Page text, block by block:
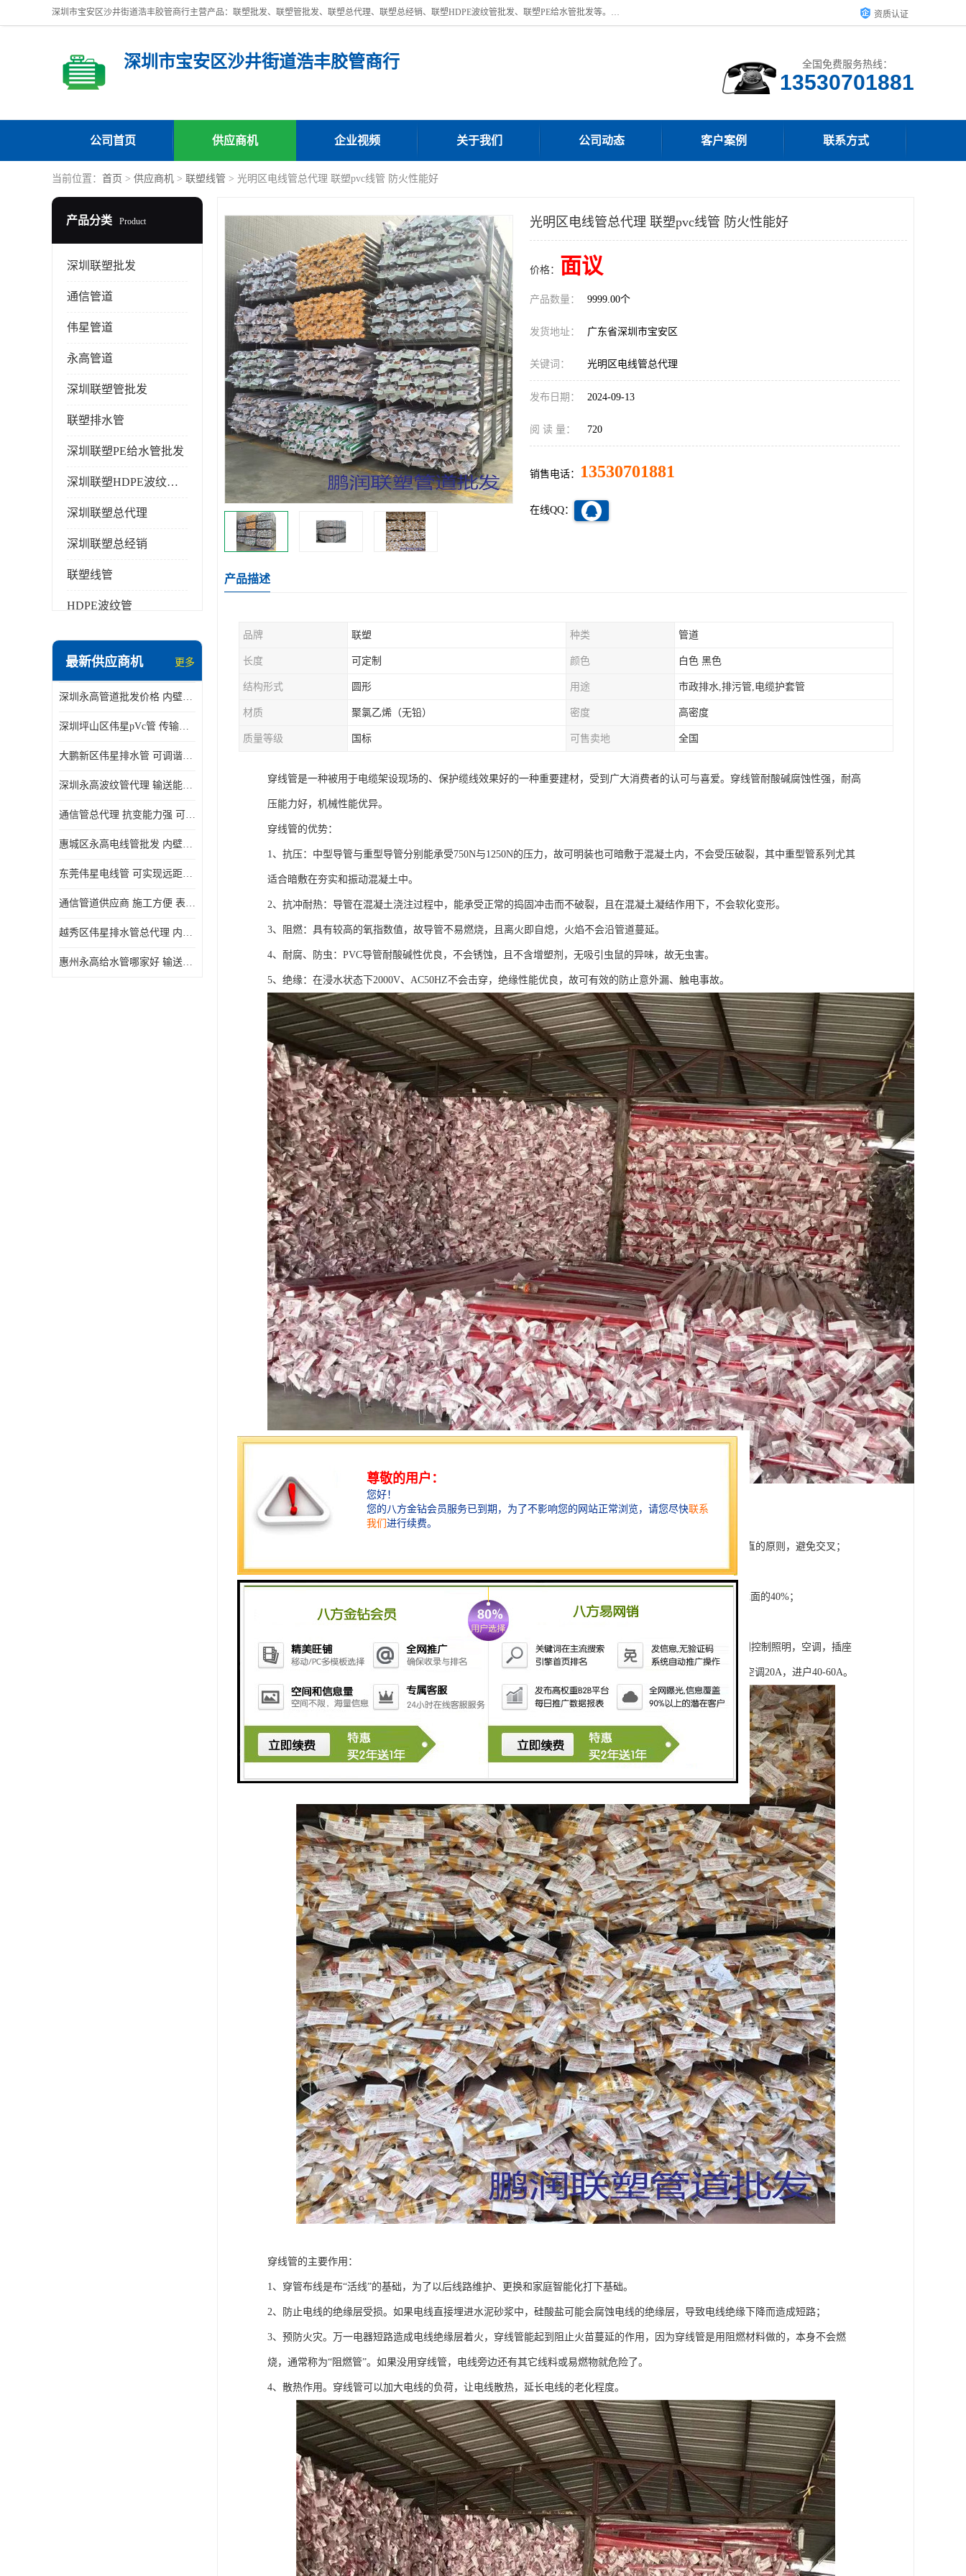
深圳市宝安区沙井街道浩丰胶管商行主营产品：联塑批发、联塑管批发、联塑总代理、联塑总经销、联塑HDPE波纹管批发、联塑PE给水管批发等。凭借服务以及多年的勤奋拼搏，发展成为一家销售各种管材管件，绝缘电工套管及配件等系列产品的贸易公司。公司秉承“顾客至上，锐意进取”的经营理念，坚持“客户至上”原则为广大客户提供的服务。欢迎惠顾！ 资质认证
深圳市宝安区沙井街道浩丰胶管商行 全国免费服务热线：
公司首页 供应商机 企业视频 关于我们 公司动态 客户案例 联系方式
当前位置： 首页 > 供应商机 > 联塑线管 > 光明区电线管总代理 联塑pvc线管 防火性能好
产品分类 Product
深圳联塑批发
通信管道
伟星管道
永高管道
深圳联塑管批发
联塑排水管
深圳联塑PE给水管批发
深圳联塑HDPE波纹管批发
深圳联塑总代理
深圳联塑总经销
联塑线管
HDPE波纹管
最新供应商机 更多
深圳永高管道批发价格 内壁光滑 抗震性能好
深圳坪山区伟星pVc管 传输损耗小 频率稳定性好
大鹏新区伟星排水管 可调谐性好 大功率 效率高
深圳永高波纹管代理 输送能力强 可以承受高温
通信管总代理 抗变能力强 可耐强震 扭曲
惠城区永高电线管批发 内壁光滑 抗震性能好
东莞伟星电线管 可实现远距离通信 频率稳定性好
通信管道供应商 施工方便 表面电阻系数大
越秀区伟星排水管总代理 内部表面光滑 大功率 效率高
惠州永高给水管哪家好 输送能力强 方便施工和运输
光明区电线管总代理 联塑pvc线管 防火性能好
价格： 面议
产品数量： 9999.00个
发货地址： 广东省深圳市宝安区
关键词： 光明区电线管总代理
发布日期： 2024-09-13
阅 读 量： 720
销售电话： 13530701881
在线QQ：
产品描述
品牌 联塑 种类 管道
长度 可定制 颜色 白色 黑色
结构形式 圆形 用途 市政排水,排污管,电缆护套管
材质 聚氯乙烯（无铅） 密度 高密度
质量等级 国标 可售卖地 全国
穿线管是一种被用于电缆架设现场的、保护缆线效果好的一种重要建材，受到广大消费者的认可与喜爱。穿线管耐酸碱腐蚀性强，耐高
压能力好，机械性能优异。
穿线管的优势：
1、抗压：中型导管与重型导管分别能承受750N与1250N的压力，故可明装也可暗敷于混凝土内，不会受压破裂，其中重型管系列尤其
适合暗敷在夯实和振动混凝土中。
2、抗冲耐热：导管在混凝土浇注过程中，能承受正常的捣固冲击而不破裂，且在混凝土凝结作用下，不会软化变形。
3、阻燃：具有较高的氧指数值，故导管不易燃烧，且离火即自熄，火焰不会沿管道蔓延。
4、耐腐、防虫：PVC导管耐酸碱性优良，不会锈蚀，且不含增塑剂，无吸引虫鼠的异味，故无虫害。
5、绝缘：在浸水状态下2000V、AC50HZ不会击穿，绝缘性能优良，故可有效的防止意外漏、触电事故。
穿线管安装注意事项：
1、强上弱下：在我们决定电线走地的话，那布线的时候一定要遵循强电走上，而弱电走下，还要遵循横平竖直的原则，避免交叉；
2、开槽：开槽的深度要盖过管道为主，而宽度根据其电线的多少来决定；
3、穿电线：线管布好后统一穿电。遵循同一回路穿统一管，总根数不能超过8根。电线总截面积不超过管内截面的40%；
4、配管导线：穿入线管导线的那一头一定要在接线盒里，线头要保留其150mm；
5、强弱电箱：在设置强弱电箱的时候，配电箱内应设动作电流30MA的漏电保护器，分数路经过控开后，分别控制照明，空调，插座
等。而控制开关的工作电流，一定要与终端电器大工作电流相匹配。一般情况下，照明10A，插座16A，柜式空调20A，进户40-60A。
穿线管的主要作用：
1、穿管布线是布“活线”的基础，为了以后线路维护、更换和家庭智能化打下基础。
2、防止电线的绝缘层受损。如果电线直接埋进水泥砂浆中，硅酸盐可能会腐蚀电线的绝缘层，导致电线绝缘下降而造成短路；
3、预防火灾。万一电器短路造成电线绝缘层着火，穿线管能起到阻止火苗蔓延的作用，因为穿线管是用阻燃材料做的，本身不会燃
烧，通常称为“阻燃管”。如果没用穿线管，电线旁边还有其它线料或易燃物就危险了。
4、散热作用。穿线管可以加大电线的负荷，让电线散热，延长电线的老化程度。